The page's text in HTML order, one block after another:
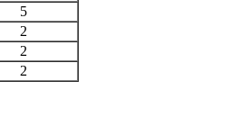
5
2
2
2